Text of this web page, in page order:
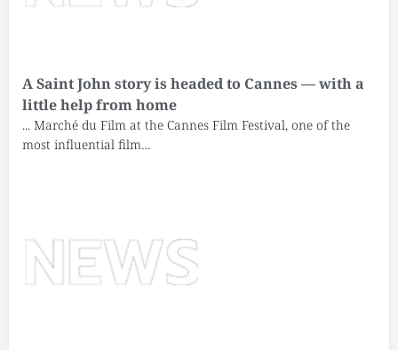
A Saint John story is headed to Cannes — with a
little help from home
... Marché du Film at the Cannes Film Festival, one of the
most influential film…